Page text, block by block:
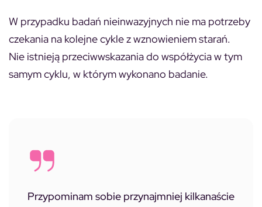
W przypadku badań nieinwazyjnych nie ma potrzeby
czekania na kolejne cykle z wznowieniem starań.
Nie istnieją przeciwwskazania do współżycia w tym
samym cyklu, w którym wykonano badanie.
Przypominam sobie przynajmniej kilkanaście